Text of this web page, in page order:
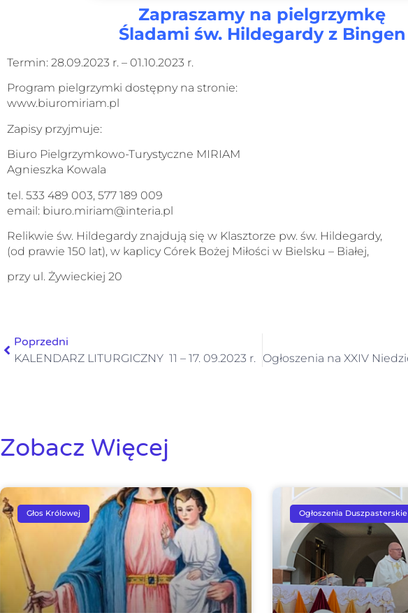
Zapraszamy na pielgrzymkę
Śladami św. Hildegardy z Bingen
Termin: 28.09.2023 r. – 01.10.2023 r.
Program pielgrzymki dostępny na stronie:
www.biuromiriam.pl
Zapisy przyjmuje:
Biuro Pielgrzymkowo-Turystyczne MIRIAM
Agnieszka Kowala
tel. 533 489 003, 577 189 009
email: biuro.miriam@interia.pl
Relikwie św. Hildegardy znajdują się w Klasztorze pw. św. Hildegardy,
(od prawie 150 lat), w kaplicy Córek Bożej Miłości w Bielsku – Białej,
przy ul. Żywieckiej 20
Poprzedni
KALENDARZ LITURGICZNY 11 – 17. 09.2023 r.
Zobacz Więcej
Głos Królowej Ogłoszenia Duszpasterskie